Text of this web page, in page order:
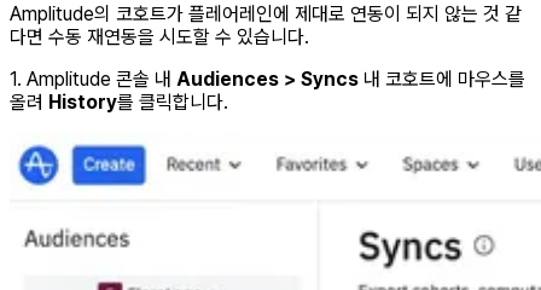
Amplitude의 코호트가 플레어레인에 제대로 연동이 되지 않는 것 같
다면 수동 재연동을 시도할 수 있습니다.
1. Amplitude 콘솔 내 Audiences > Syncs 내 코호트에 마우스를
올려 History를 클릭합니다.